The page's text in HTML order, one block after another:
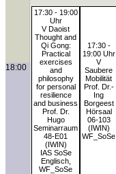
17:30 - 19:00
Uhr
V Daoist
Thought and
Qi Gong:
Practical
exercises
and
philosophy
for personal
resilience
and business
Prof. Dr.
Hugo
Seminarraum
48-E01
(IWIN)
IAS SoSe
Englisch,
WF_SoSe
17:30 -
19:00 Uhr
V
Saubere
Mobilität
Prof. Dr.-
Ing
Borgeest
Hörsaal
06-103
(IWIN)
WF_SoSe
18:00